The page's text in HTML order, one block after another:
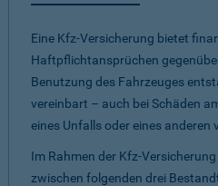
Eine Kfz-Versicherung bietet
Haftpflichtansprüchen
Benutzung des Fahrzeuges
vereinbart – auch bei Schäden
eines Unfalls oder eines anderen
Im Rahmen der Kfz-
zwischen folgenden drei